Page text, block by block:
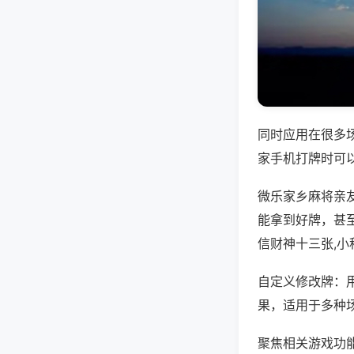
同时应用在很多
家手机打牌时可
微乐家乡麻将亲
能拿到好牌，甚
信财神十三张,
自定义修改牌：
果，适用于多种
聚焦相关游戏功